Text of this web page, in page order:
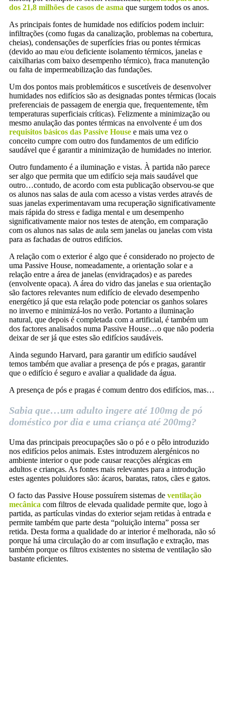
dos 21,8 milhões de casos de asma que surgem todos os anos.
As principais fontes de humidade nos edifícios podem incluir:
infiltrações (como fugas da canalização, problemas na cobertura,
cheias), condensações de superfícies frias ou pontes térmicas
(devido ao mau e/ou deficiente isolamento térmicos, janelas e
caixilharias com baixo desempenho térmico), fraca manutenção
ou falta de impermeabilização das fundações.
Um dos pontos mais problemáticos e suscetíveis de desenvolver
humidades nos edifícios são as designadas pontes térmicas (locais
preferenciais de passagem de energia que, frequentemente, têm
temperaturas superficiais críticas). Felizmente a minimização ou
mesmo anulação das pontes térmicas na envolvente é um dos
requisitos básicos das Passive House e mais uma vez o
conceito cumpre com outro dos fundamentos de um edifício
saudável que é garantir a minimização de humidades no interior.
Outro fundamento é a iluminação e vistas. À partida não parece
ser algo que permita que um edifício seja mais saudável que
outro…contudo, de acordo com esta publicação observou-se que
os alunos nas salas de aula com acesso a vistas verdes através de
suas janelas experimentavam uma recuperação significativamente
mais rápida do stress e fadiga mental e um desempenho
significativamente maior nos testes de atenção, em comparação
com os alunos nas salas de aula sem janelas ou janelas com vista
para as fachadas de outros edifícios.
A relação com o exterior é algo que é considerado no projecto de
uma Passive House, nomeadamente, a orientação solar e a
relação entre a área de janelas (envidraçados) e as paredes
(envolvente opaca). A área do vidro das janelas e sua orientação
são factores relevantes num edifício de elevado desempenho
energético já que esta relação pode potenciar os ganhos solares
no inverno e minimizá-los no verão. Portanto a iluminação
natural, que depois é completada com a artificial, é também um
dos factores analisados numa Passive House…o que não poderia
deixar de ser já que estes são edifícios saudáveis.
Ainda segundo Harvard, para garantir um edifício saudável
temos também que avaliar a presença de pós e pragas, garantir
que o edifício é seguro e avaliar a qualidade da água.
A presença de pós e pragas é comum dentro dos edifícios, mas…
Sabia que…um adulto ingere até 100mg de pó
doméstico por dia e uma criança até 200mg?
Uma das principais preocupações são o pó e o pêlo introduzido
nos edifícios pelos animais. Estes introduzem alergénicos no
ambiente interior o que pode causar reacções alérgicas em
adultos e crianças. As fontes mais relevantes para a introdução
estes agentes poluidores são: ácaros, baratas, ratos, cães e gatos.
O facto das Passive House possuírem sistemas de ventilação
mecânica com filtros de elevada qualidade permite que, logo à
partida, as partículas vindas do exterior sejam retidas à entrada e
permite também que parte desta “poluição interna” possa ser
retida. Desta forma a qualidade do ar interior é melhorada, não só
porque há uma circulação do ar com insuflação e extração, mas
também porque os filtros existentes no sistema de ventilação são
bastante eficientes.